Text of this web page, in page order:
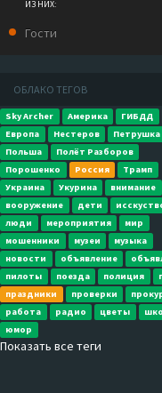
ИЗ НИХ:
Гости
ОБЛАКО ТЕГОВ
Sky Archer Америка ГИБДД
Европа
Нестеров
Петрушка
Польша
Полёт Разборов
Порошенко
Россия
Трамп
Украина
Укурина внимание
вооружение
дети
люди
мероприятия
мир
мошенники
музеи
музыка
новости
объявление
пилоты
поезда полиция
праздники
проверки
работа
радио цветы
юмор
Показать все теги